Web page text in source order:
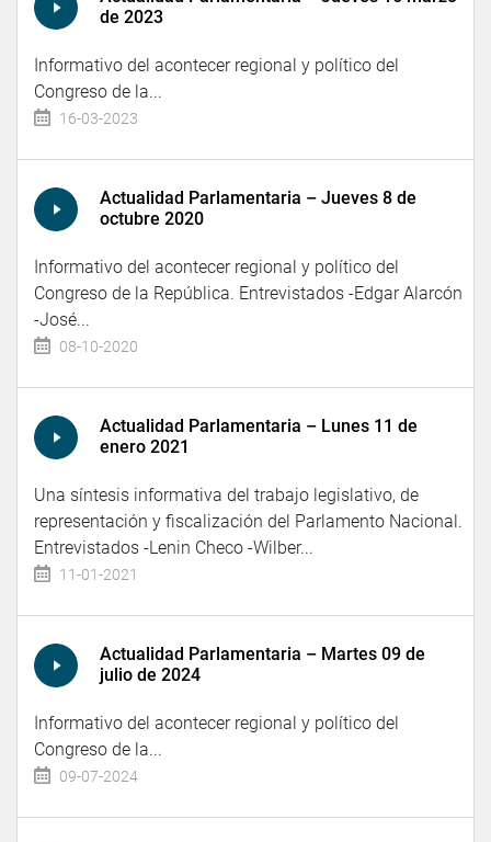
de 2023
Informativo del acontecer regional y político del
Congreso de la...
16-03-2023
Actualidad Parlamentaria – Jueves 8 de
octubre 2020
Informativo del acontecer regional y político del
Congreso de la República. Entrevistados -Edgar Alarcón
-José...
08-10-2020
Actualidad Parlamentaria – Lunes 11 de
enero 2021
Una síntesis informativa del trabajo legislativo, de
representación y fiscalización del Parlamento Nacional.
Entrevistados -Lenin Checo -Wilber...
11-01-2021
Actualidad Parlamentaria – Martes 09 de
julio de 2024
Informativo del acontecer regional y político del
Congreso de la...
09-07-2024